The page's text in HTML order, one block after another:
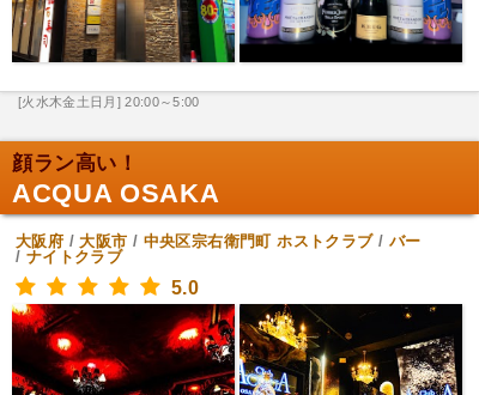
[火水木金土日月] 20:00～5:00
顔ラン高い！
ACQUA OSAKA
大阪府 /大阪市 / 中央区宗右衛門町 ホストクラブ/ バー
/ ナイトクラブ
5.0